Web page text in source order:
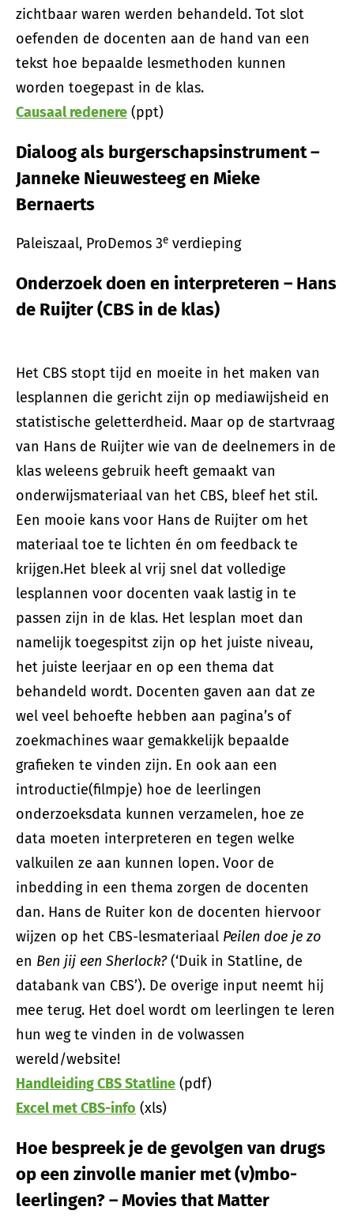
zichtbaar waren werden behandeld. Tot slot
oefenden de docenten aan de hand van een
tekst hoe bepaalde lesmethoden kunnen
worden toegepast in de klas.
Causaal redenere (ppt)
Dialoog als burgerschapsinstrument –
Janneke Nieuwesteeg en Mieke
Bernaerts
Paleiszaal, ProDemos 3e verdieping
Onderzoek doen en interpreteren – Hans
de Ruijter (CBS in de klas)
Het CBS stopt tijd en moeite in het maken van
lesplannen die gericht zijn op mediawijsheid en
statistische geletterdheid. Maar op de startvraag
van Hans de Ruijter wie van de deelnemers in de
klas weleens gebruik heeft gemaakt van
onderwijsmateriaal van het CBS, bleef het stil.
Een mooie kans voor Hans de Ruijter om het
materiaal toe te lichten én om feedback te
krijgen.Het bleek al vrij snel dat volledige
lesplannen voor docenten vaak lastig in te
passen zijn in de klas. Het lesplan moet dan
namelijk toegespitst zijn op het juiste niveau,
het juiste leerjaar en op een thema dat
behandeld wordt. Docenten gaven aan dat ze
wel veel behoefte hebben aan pagina’s of
zoekmachines waar gemakkelijk bepaalde
grafieken te vinden zijn. En ook aan een
introductie(filmpje) hoe de leerlingen
onderzoeksdata kunnen verzamelen, hoe ze
data moeten interpreteren en tegen welke
valkuilen ze aan kunnen lopen. Voor de
inbedding in een thema zorgen de docenten
dan. Hans de Ruiter kon de docenten hiervoor
wijzen op het CBS-lesmateriaal Peilen doe je zo
en Ben jij een Sherlock?(‘Duik in Statline, de
databank van CBS’). De overige input neemt hij
mee terug. Het doel wordt om leerlingen te leren
hun weg te vinden in de volwassen
wereld/website!
Handleiding CBS Statline (pdf)
Excel met CBS-info (xls)
Hoe bespreek je de gevolgen van drugs
op een zinvolle manier met (v)mbo-
leerlingen? – Movies that Matter